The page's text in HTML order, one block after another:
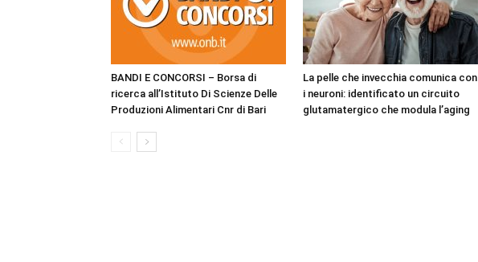
BANDI E CONCORSI – Borsa di
ricerca all’Istituto Di Scienze Delle
Produzioni Alimentari Cnr di Bari
La pelle che invecchia comunica con
i neuroni: identificato un circuito
glutamatergico che modula l’aging